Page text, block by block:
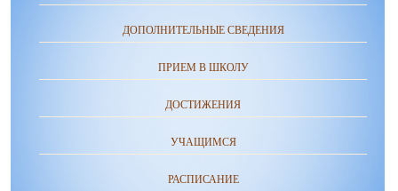
ДОПОЛНИТЕЛЬНЫЕ СВЕДЕНИЯ
ПРИЕМ В ШКОЛУ
ДОСТИЖЕНИЯ
УЧАЩИМСЯ
РАСПИСАНИЕ